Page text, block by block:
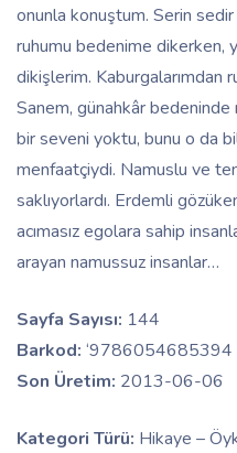
onunla konuştum. Serin sedir
ruhumu bedenime dikerken,
dikişlerim. Kaburgalarımdan
Sanem, günahkâr
bir seveni yoktu, bunu o da
menfaatçiydi. Namuslu ve
saklıyorlardı. Erdemli
acımasız egolara sahip
arayan namussuz insanlar…
Sayfa Sayısı: 144
Barkod: ‘9786054685394
Son Üretim: 2013-06-06
Kategori Türü: Hikaye –